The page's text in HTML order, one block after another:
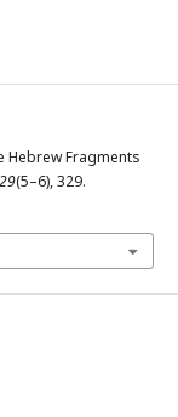
Hebrew Fragments
29(5–6), 329.